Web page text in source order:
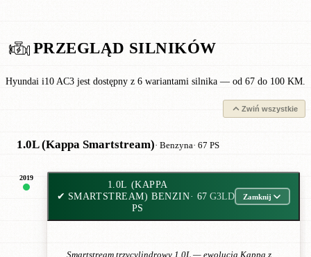
PRZEGLĄD SILNIKÓW
Hyundai i10 AC3 jest dostępny z 6 wariantami silnika — od 67 do 100 KM.
Zwiń wszystkie
1.0L (Kappa Smartstream)· Benzyna· 67 PS
2019
✔
1.0L (KAPPA
SMARTSTREAM) BENZIN· 67
PS
G3LD Zamknij
Smartstream trzycylindrowy 1,0L — ewolucja Kappa z